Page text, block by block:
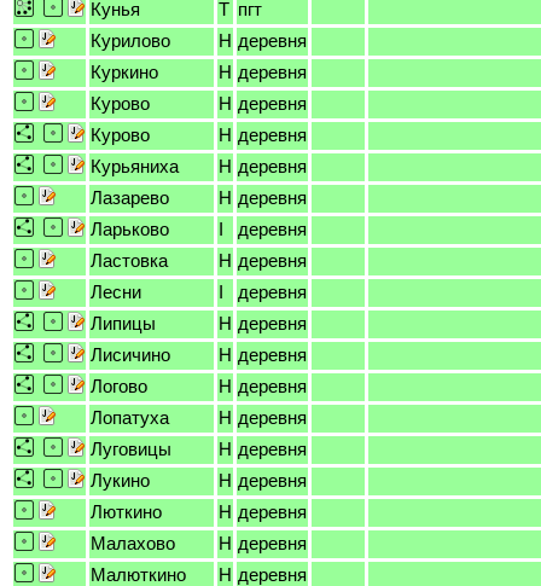
Кунья T пгт
Курилово
H деревня
Куркино
H деревня
Курово
H деревня
Курово
H деревня
Курьяниха
H деревня
Лазарево
H деревня
Ларьково
I
деревня
Ластовка
H деревня
Лесни
I
деревня
Липицы
H деревня
Лисичино
H деревня
Логово
H деревня
Лопатуха
H деревня
Луговицы
H деревня
Лукино
H деревня
Люткино
H деревня
Малахово
H деревня
Малюткино
H деревня